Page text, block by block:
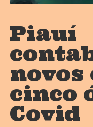
Piauí
novos
cinco
Covid